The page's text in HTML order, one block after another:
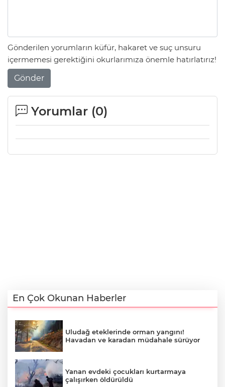
Gönderilen yorumların küfür, hakaret ve suç unsuru
içermemesi gerektiğini okurlarımıza önemle hatırlatırız!
Gönder
Yorumlar (0)
En Çok Okunan Haberler
Uludağ eteklerinde orman yangını!
Havadan ve karadan müdahale sürüyor
Yanan evdeki çocukları kurtarmaya
çalışırken öldürüldü